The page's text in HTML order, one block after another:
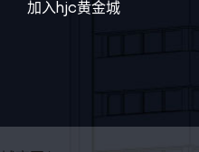
加入hjc黄金城